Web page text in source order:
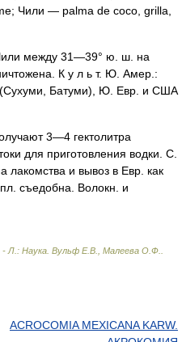
Чили — palma de coco, grilla,
между 31—39° ю. ш. на
К у л ь т. Ю. Амер.:
Батуми), Ю. Евр. и США
3—4 гектолитра
для приготовления водки. С.
и вывоз в Евр. как
съедобна. Волокн. и
- Л.: Наука Вульф Е.В., Малеева О.Ф.
ACROCOMIA MEXICANA KARW.